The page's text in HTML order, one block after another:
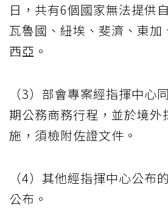
日，共有6個國家無法提供
瓦魯國、紐埃、斐濟、東加
西亞。
（3）部會專案經指揮中心
期公務商務行程，並於境外
施，須檢附佐證文件。
（4）其他經指揮中心公布
公布。